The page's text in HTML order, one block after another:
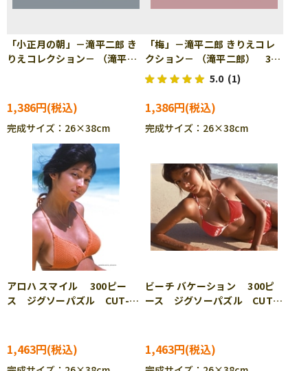
「小正月の朝」－滝平二郎 き
りえコレクション－ （滝平二
1,386円
完成サイズ：26×38cm
「梅」－滝平二郎 きりえコレ
クション－ （滝平二郎） 300
ピース ジグソーパズル
CUT-300-166
5.0 (1)
1,386円
完成サイズ：26×38cm
アロハ スマイル 300ピー
ス ジグソーパズル CUT-
1,463円
ビーチ バケーション 300ピ
ース ジグソーパズル CUT-
1,463円